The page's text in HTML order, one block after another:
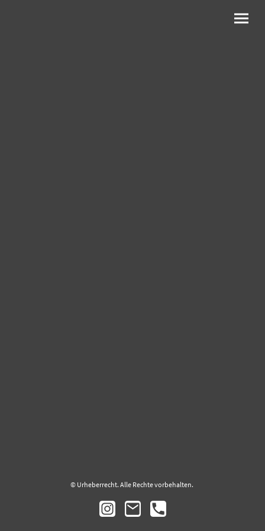
© Urheberrecht. Alle Rechte vorbehalten.